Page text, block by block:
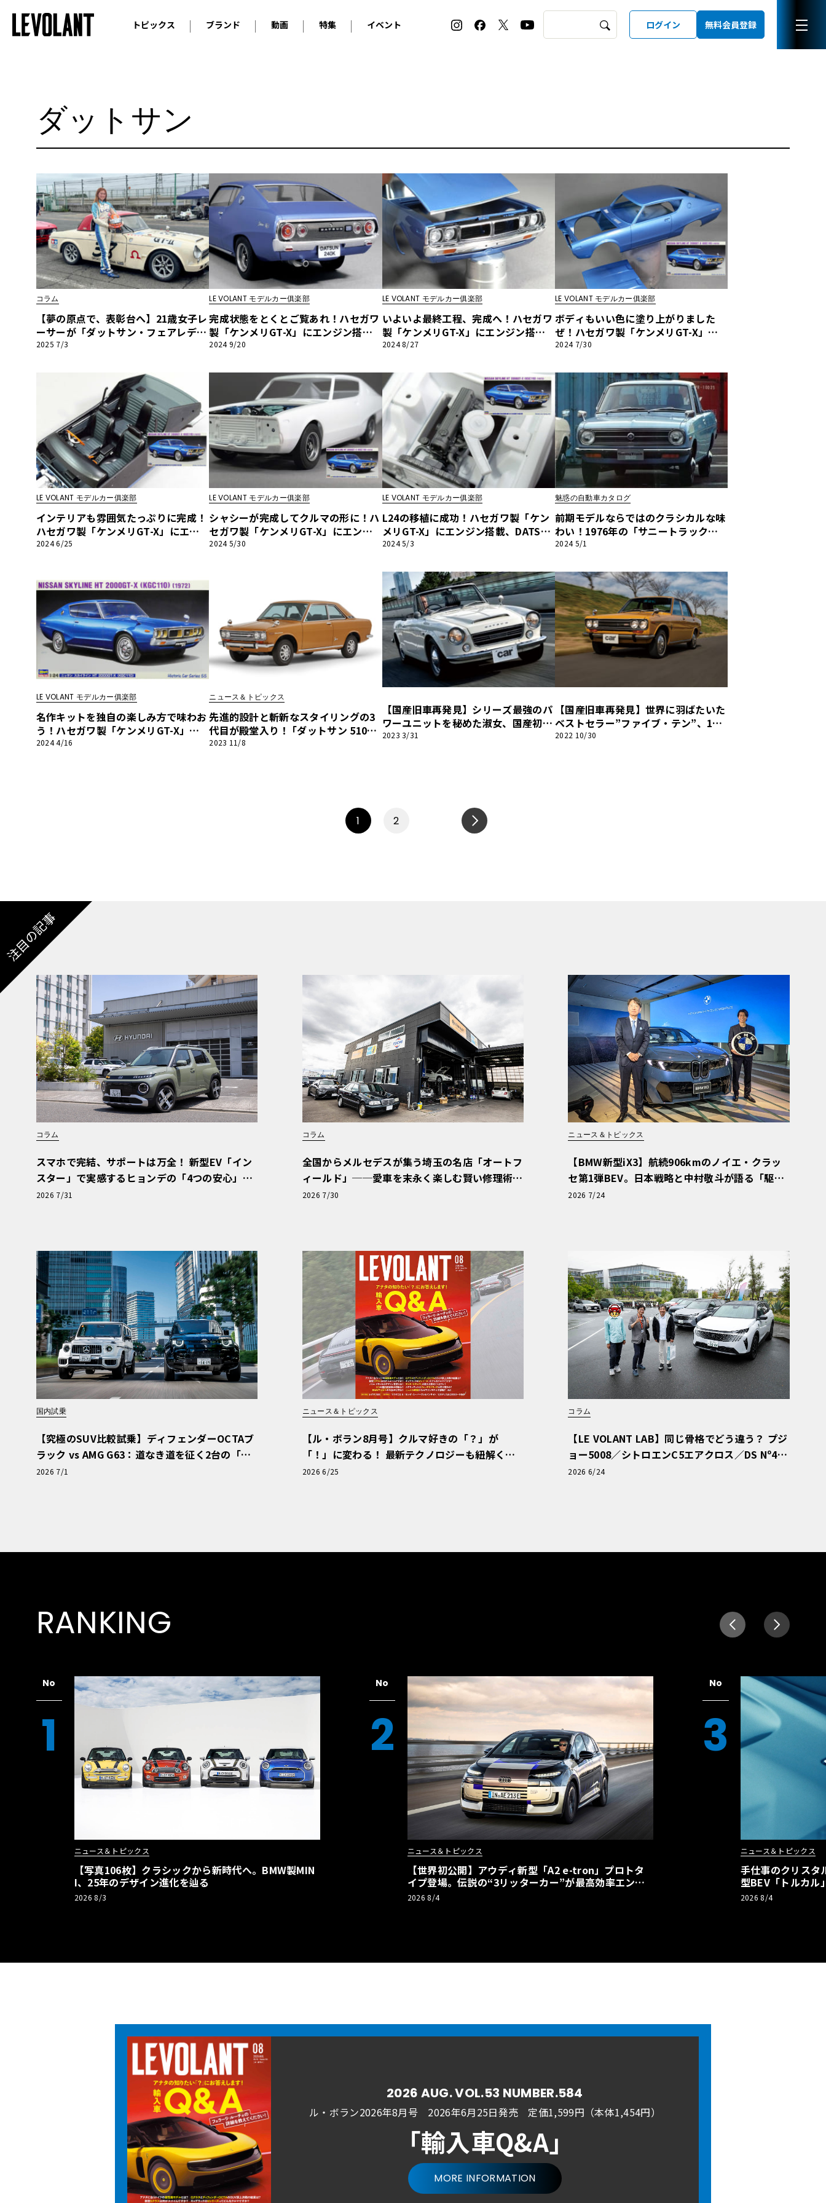
トピックス
コラム
ブランド
ベントレー
ランドローバー
ロータス
マクラーレン
MINI
モーガン
ロールス・ロイス
ボルボ
キャデラック
シボレー
ジープ
テスラ
ヒョンデ
BYD
その他
国産車
ダイハツ
スズキ
光岡
その他
動画 特集 イベント ログイン 無料会員登録
ダットサン
コラム
【夢の原点で、表彰台へ】21歳女子レ
ーサーが「ダットサン・フェアレデ
ィ」でクラシックカーレースに挑戦！
2025 7/3
LE VOLANT モデルカー俱楽部
完成状態をとくとご覧あれ！ハセガワ
製「ケンメリGT-X」にエンジン搭
載、DATSUN化！第7回【LE VOLANT
2024 9/20
LE VOLANT モデルカー俱楽部
いよいよ最終工程、完成へ！ハセガワ
製「ケンメリGT-X」にエンジン搭
載、DATSUN化！第6回【LE VOLANT
2024 8/27
LE VOLANT モデルカー俱楽部
ボディもいい色に塗り上がりました
ぜ！ハセガワ製「ケンメリGT-X」に
エンジン搭載、DATSUN化！第5回【L
2024 7/30
LE VOLANT モデルカー俱楽部
インテリアも雰囲気たっぷりに完成！
ハセガワ製「ケンメリGT-X」にエン
ジン搭載、DATSUN化！第4回【LE V
2024 6/25
LE VOLANT モデルカー俱楽部
シャシーが完成してクルマの形に！ハ
セガワ製「ケンメリGT-X」にエンジ
ン搭載、DATSUN化！第3回【LE VOL
2024 5/30
LE VOLANT モデルカー俱楽部
L24の移植に成功！ハセガワ製「ケン
メリGT-X」にエンジン搭載、DATSU
N化！第2回【LE VOLANT モデルカー
2024 5/3
魅惑の自動車カタログ
前期モデルならではのクラシカルな味
わい！1976年の「サニートラック」
【魅惑の自動車カタログ・レミニセン
2024 5/1
LE VOLANT モデルカー俱楽部
名作キットを独自の楽しみ方で味わお
う！ハセガワ製「ケンメリGT-X」に
エンジン搭載、DATSUN化！第1回【L
2024 4/16
ニュース＆トピックス
先進的設計と斬新なスタイリングの3
代目が殿堂入り！ ｢ダットサン 510｣
が｢2023 日本自動車殿堂 歴史遺産車｣
2023 11/8
【国産旧車再発見】シリーズ最強のパ
ワーユニットを秘めた淑女、国産初の
200km/hオーバーカー『ダットサ
2023 3/31
【国産旧車再発見】世界に羽ばたいた
ベストセラー”ファイブ・テン”、197
0年製ダットサン・ブルーバード1800
2022 10/30
1 2
注目の記事
コラム
スマホで完結、サポートは万全！ 新型EV「イン
スター」で実感するヒョンデの「4つの安心」
【第1回・ヒョンデ6つの疑問：Why? Hyunda
2026 7/31
コラム
全国からメルセデスが集う埼玉の名店「オートフ
ィールド」──愛車を末永く楽しむ賢い修理術
と、プロがフックス製オイルを選ぶ理由〈PR〉
2026 7/30
ニュース＆トピックス
【BMW新型iX3】航続906kmのノイエ・クラッ
セ第1弾BEV。日本戦略と中村敬斗が語る「駆け
ぬける歓び」
2026 7/24
国内試乗
【究極のSUV比較試乗】ディフェンダーOCTAブ
ラック vs AMG G63：道なき道を征く2台の「対
極的アプローチ」
2026 7/1
ニュース＆トピックス
【ル・ボラン8月号】クルマ好きの「？」が
「！」に変わる！ 最新テクノロジーも紐解く
「輸入車Q&A」
2026 6/25
コラム
【LE VOLANT LAB】同じ骨格でどう違う？ プジ
ョー5008／シトロエンC5エアクロス／DS Nº4
読者一気乗りレポート
2026 6/24
RANKING
No
1
ニュース＆トピックス
【写真106枚】クラシックから新時代へ。BMW製MIN
I、25年のデザイン進化を辿る
2026 8/3
No
2
ニュース＆トピックス
【世界初公開】アウディ新型「A2 e-tron」プロトタ
イプ登場。伝説の“3リッターカー”が最高効率エント
リーBEVとして復活【画像38枚】
2026 8/4
No
3
ニュース＆トピックス
手仕事のクリスタ
型BEV「トルカル
2026 8/4
2026 AUG. VOL.53 NUMBER.584
ル・ボラン2026年8月号 2026年6月25日発売 定価1,599円（本体1,454円）
「輸入車Q&A」
MORE INFORMATION